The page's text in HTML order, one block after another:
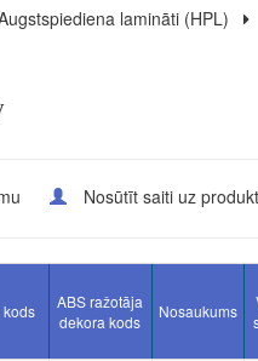
lamināti (HPL)
Nosūtīt saiti uz
kods
ABS ražotāja
dekora kods
Nosaukums